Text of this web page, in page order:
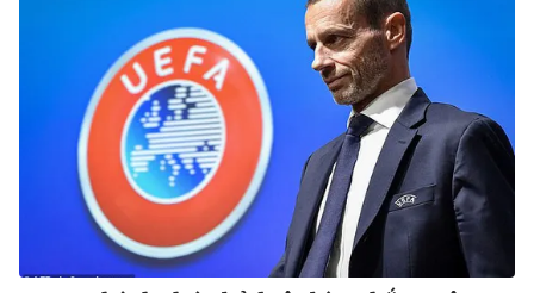
Các môn khác
VIDEO
Bên lề